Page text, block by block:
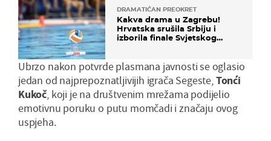
DRAMATIČAN PREOKRET
Kakva drama u Zagrebu!
Hrvatska srušila Srbiju i
izborila finale Svjetskog
Ubrzo nakon potvrde plasmana javnosti se oglasio
jedan od najprepoznatljivijih igrača Segeste,Tonći
Kukoč, koji je na društvenim mrežama podijelio
emotivnu poruku o putu momčadi i značaju ovog
uspjeha.